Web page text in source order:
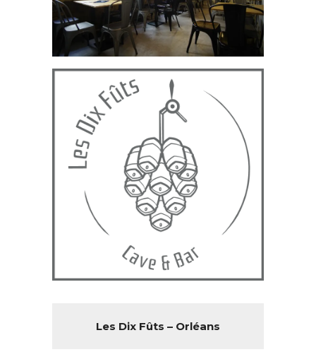
Les Dix Fûts – Orléans